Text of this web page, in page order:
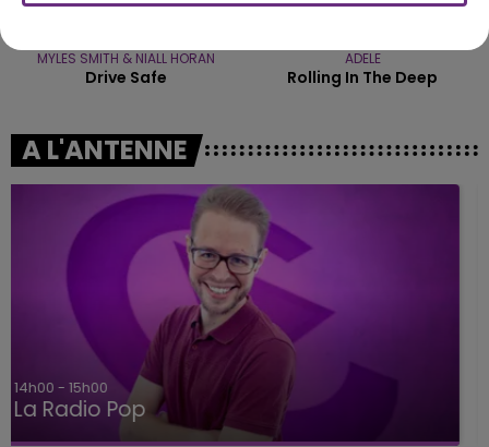
MYLES SMITH & NIALL HORAN
Drive Safe
ADELE
Rolling In The Deep
A L'ANTENNE
15h00 - 19h00
Le Club Champagne FM